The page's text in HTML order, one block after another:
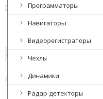
Программаторы
Навигаторы
Видеорегистраторы
Чехлы
Динамики
Радар-детекторы